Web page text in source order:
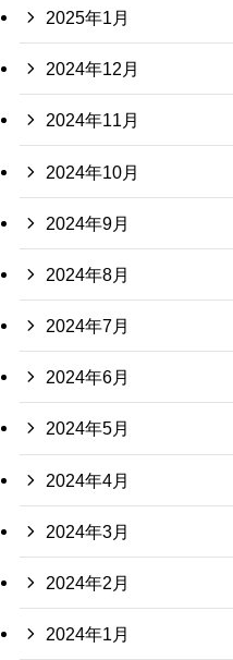
2025年1月
2024年12月
2024年11月
2024年10月
2024年9月
2024年8月
2024年7月
2024年6月
2024年5月
2024年4月
2024年3月
2024年2月
2024年1月